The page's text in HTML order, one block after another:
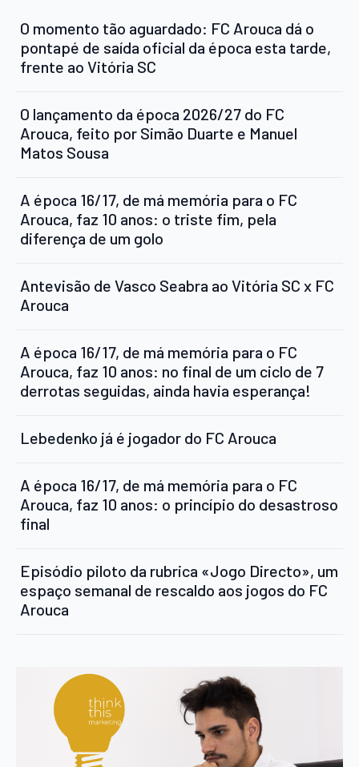
O momento tão aguardado: FC Arouca dá o
pontapé de saída oficial da época esta tarde,
frente ao Vitória SC
O lançamento da época 2026/27 do FC
Arouca, feito por Simão Duarte e Manuel
Matos Sousa
A época 16/17, de má memória para o FC
Arouca, faz 10 anos: o triste fim, pela
diferença de um golo
Antevisão de Vasco Seabra ao Vitória SC x FC
Arouca
A época 16/17, de má memória para o FC
Arouca, faz 10 anos: no final de um ciclo de 7
derrotas seguidas, ainda havia esperança!
Lebedenko já é jogador do FC Arouca
A época 16/17, de má memória para o FC
Arouca, faz 10 anos: o princípio do desastroso
final
Episódio piloto da rubrica «Jogo Directo», um
espaço semanal de rescaldo aos jogos do FC
Arouca